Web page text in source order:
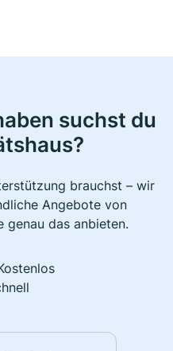
suchst du
brauchst – wir
Angebote von
genau das anbieten.